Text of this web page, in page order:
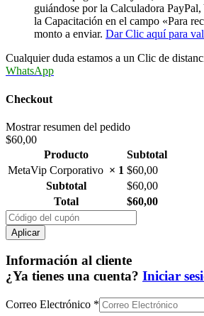
guiándose por la Calculadora
la Capacitación en el campo «Para
monto a enviar. Dar Clic aquí para
Cualquier duda estamos a un Clic de
WhatsApp
Checkout
Mostrar resumen del pedido
$60,00
Producto
Subtotal
MetaVip Corporativo × 1 $60,00
Subtotal
$60,00
Total
$60,00
Aplicar
Información al cliente
¿Ya tienes una cuenta? Iniciar
Correo Electrónico *